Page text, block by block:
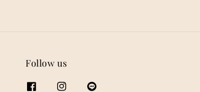
Follow us